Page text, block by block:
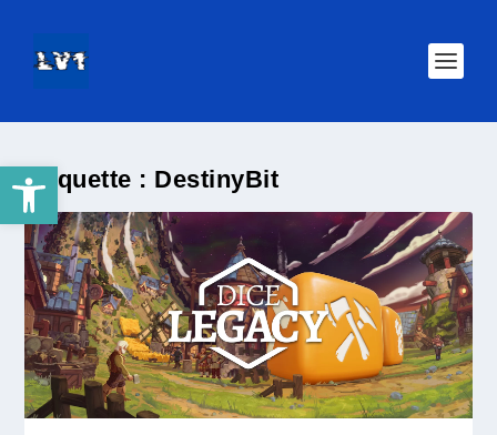
Ouvrir la barre d’outilsÉtiquette : DestinyBit